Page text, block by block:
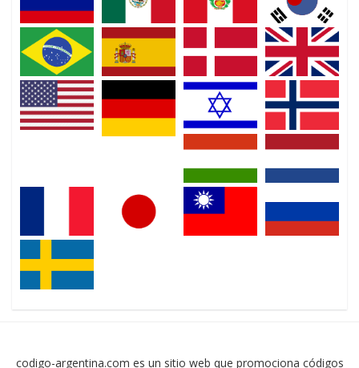
codigo-argentina.com es un sitio web que promociona códigos